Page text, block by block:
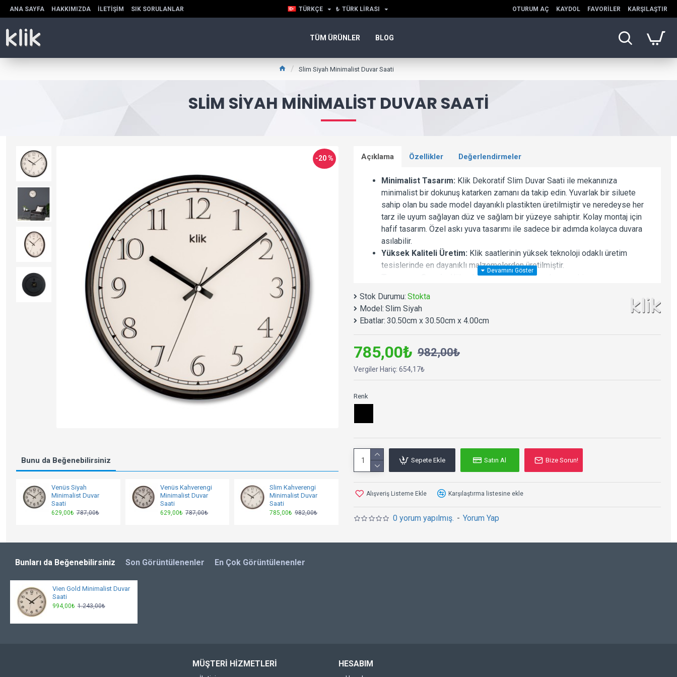
ANA SAYFA HAKKIMIZDA İLETIŞIM SIK SORULANLAR TÜRKÇE ₺ TÜRK LIRASI OTURUM AÇ KAYDOL FAVORILER KARŞILAŞTIR
TÜM ÜRÜNLER BLOG
Slim Siyah Minimalist Duvar Saati
SLIM SIYAH MINIMALIST DUVAR SAATI
-20 %
Bunu da Beğenebilirsiniz
Venüs Siyah
Minimalist Duvar
Saati
629,00₺ 787,00₺
Venüs Kahverengi
Minimalist Duvar
Saati
629,00₺ 787,00₺
Slim Kahverengi
Minimalist Duvar
Saati
785,00₺ 982,00₺
Açıklama Özellikler Değerlendirmeler
Minimalist Tasarım: Klik Dekoratif Slim Duvar Saati ile mekanınıza
minimalist bir dokunuş katarken zamanı da takip edin. Yuvarlak bir siluete
sahip olan bu sade model dayanıklı plastikten üretilmiştir ve neredeyse her
tarz ile uyum sağlayan düz ve sağlam bir yüzeye sahiptir. Kolay montaj için
hafif tasarım. Özel askı yuva tasarımı ile sadece bir adımda kolayca duvara
asılabilir.
Yüksek Kaliteli Üretim: Klik saatlerinin yüksek teknoloji odaklı üretim
tesislerinde en dayanıklı malzemelerden üretilmiştir.
Yüksek kaliteli ve sessiz çalışan makine.
hassas çalışma performansı. 1 adet AA kalem pil ile çalışır.
Uzun Kullanım Ömrü:
Yıllarca arızalanmadan çalışma performansına sahiptir.
Çevre Dostu Üretim Anlayışı:
çevre dostu malzeme kullanımı ile sürdürülebilir üretim.
Ø 30,5 x 4 cm.Salon, oturma odası, yatak odası, mutfak, ofis, kafe, çalışma
alanları vb. alanlar için uygundur.
Kusursuz Hediye:
Stok Durumu: Stokta
Model: Slim Siyah
Ebatlar: 30.50cm x 30.50cm x 4.00cm
0 yorum yapılmış. - Yorum Yap
785,00₺ 982,00₺
Vergiler Hariç: 654,17₺
Renk
Sepete Ekle Satın Al Bize Sorun!
Alışveriş Listeme Ekle Karşılaştırma listesine ekle
Bunları da Beğenebilirsiniz Son Görüntülenenler En Çok Görüntülenenler
Vien Gold Minimalist Duvar
Saati
994,00₺ 1.243,00₺
MÜŞTERI HIZMETLERI HESABIM